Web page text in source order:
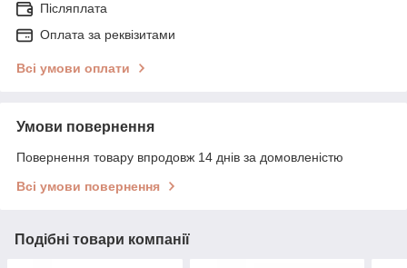
Післяплата
Оплата за реквізитами
Всі умови оплати
Умови повернення
Повернення товару впродовж 14 днів за домовленістю
Всі умови повернення
Подібні товари компанії